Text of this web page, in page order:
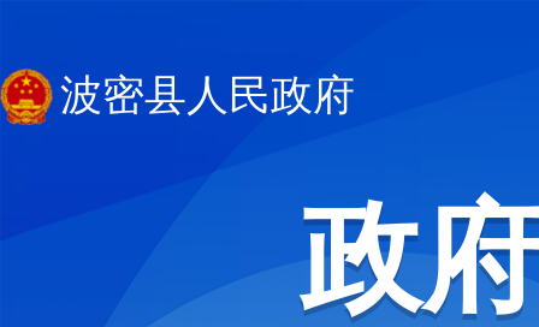
波密县人民政府
政